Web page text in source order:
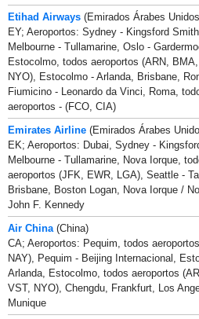
Etihad Airways (Emirados Árabes
EY; Aeroportos: Sydney - Kingsford Smith,
Melbourne - Tullamarine, Oslo -
Estocolmo, todos aeroportos (ARN, BMA,
NYO), Estocolmo - Arlanda, Brisbane,
Fiumicino - Leonardo da Vinci, Roma,
aeroportos - (FCO, CIA)
Emirates Airline (Emirados Árabes
EK; Aeroportos: Dubai, Sydney -
Melbourne - Tullamarine, Nova Iorque,
aeroportos (JFK, EWR, LGA), Seattle -
Brisbane, Boston Logan, Nova Iorque /
John F. Kennedy
Air China (China)
CA; Aeroportos: Pequim, todos
NAY), Pequim - Beijing Internacional,
Arlanda, Estocolmo, todos aeroportos
VST, NYO), Chengdu, Frankfurt, Los
Munique